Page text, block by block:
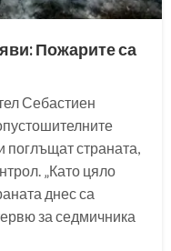
Пожарите са
Себастиен
поглъщат страната,
„Като цяло
днес са
за седмичника